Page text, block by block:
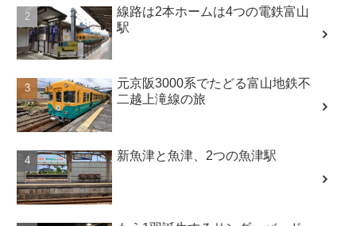
線路は2本ホームは4つの電鉄富山
駅
元京阪3000系でたどる富山地鉄不
二越上滝線の旅
新魚津と魚津、2つの魚津駅